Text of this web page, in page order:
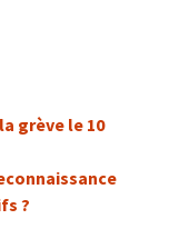
grève le 10
?